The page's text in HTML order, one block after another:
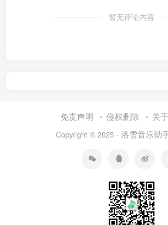
暂无评论内容
免责声明 侵权删除 关
Copyright © 2025 · 洛雪音乐助